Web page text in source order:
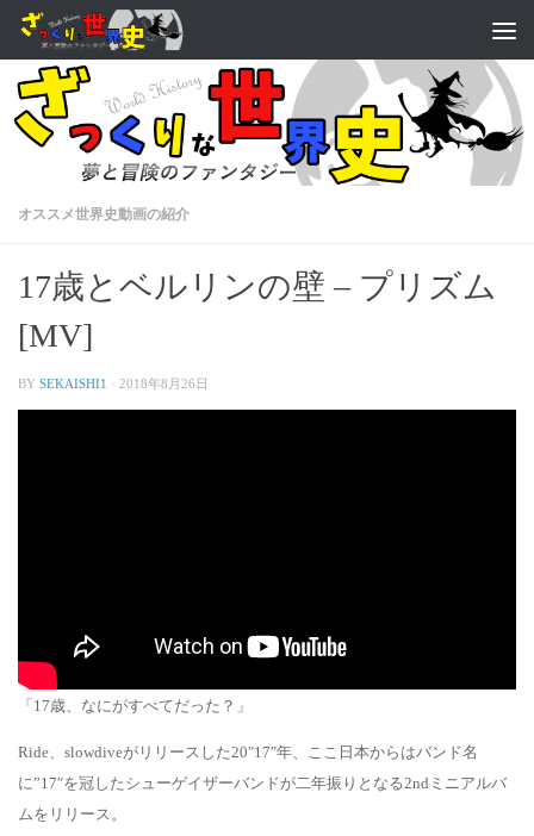
オススメ世界史動画の紹介
17歳とベルリンの壁 – プリズム
[MV]
BY SEKAISHI1 · 2018年8月26日
「17歳、なにがすべてだった？」
Ride、slowdiveがリリースした20″17″年、ここ日本からはバンド名
に”17″を冠したシューゲイザーバンドが二年振りとなる2ndミニアルバ
ムをリリース。